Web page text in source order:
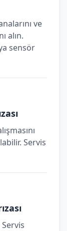
ve
alın.
sensör
Servis
Servis